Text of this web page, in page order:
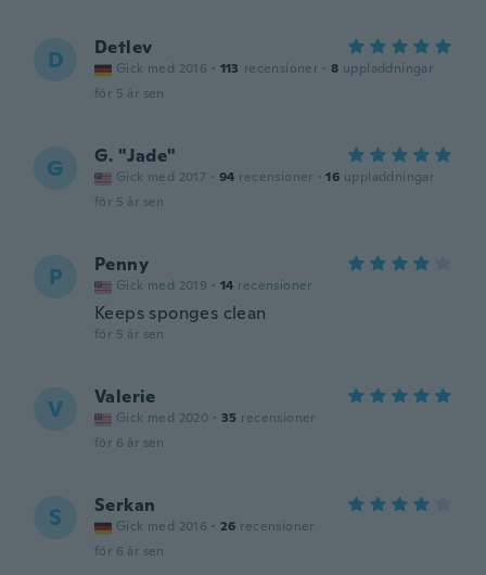
D Detlev
Gick med 2016 · 113 recensioner · 8 uppladdningar
för 5 år sen
G G. "Jade"
Gick med 2017 · 94 recensioner · 16 uppladdningar
för 5 år sen
P Penny
Gick med 2019 · 14 recensioner
Keeps sponges clean
för 5 år sen
V Valerie
Gick med 2020 · 35 recensioner
för 6 år sen
S Serkan
Gick med 2016 · 26 recensioner
för 6 år sen